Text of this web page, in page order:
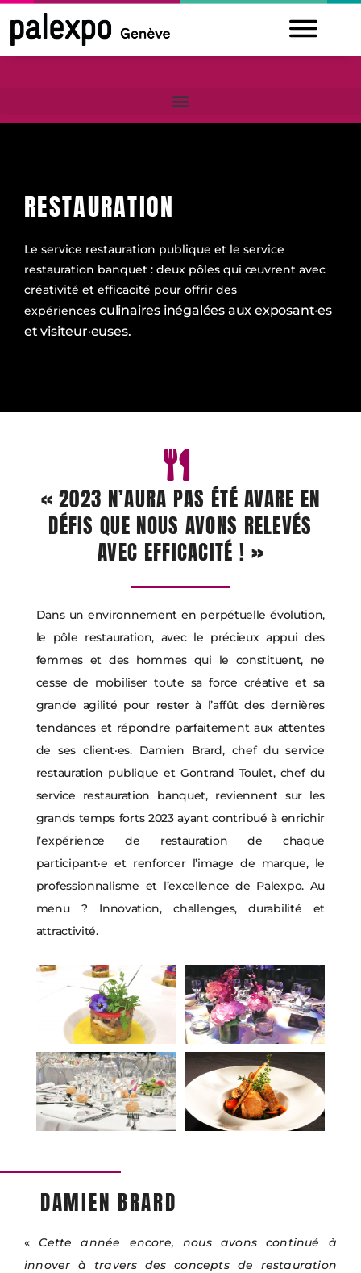
Skip
content
RESTAURATION
Le service restauration publique et le service
restauration banquet : deux pôles qui œuvrent avec
créativité et efficacité pour offrir des
expériences culinaires inégalées aux exposant·es
et visiteur·euses.
« 2023 N’AURA PAS ÉTÉ AVARE EN
DÉFIS QUE NOUS AVONS RELEVÉS
AVEC EFFICACITÉ ! »
Dans un environnement en perpétuelle évolution,
le pôle restauration, avec le précieux appui des
femmes et des hommes qui le constituent, ne
cesse de mobiliser toute sa force créative et sa
grande agilité pour rester à l’affût des dernières
tendances et répondre parfaitement aux attentes
de ses client·es. Damien Brard, chef du service
restauration publique et Gontrand Toulet, chef du
service restauration banquet, reviennent sur les
grands temps forts 2023 ayant contribué à enrichir
l’expérience de restauration de chaque
participant·e et renforcer l’image de marque, le
professionnalisme et l’excellence de Palexpo. Au
menu ? Innovation, challenges, durabilité et
attractivité.
DAMIEN BRARD
«Cette année encore, nous avons continué à
innover à travers des concepts de restauration